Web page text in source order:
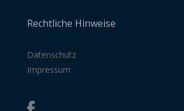
Rechtliche Hinweise
Datenschutz
Impressum